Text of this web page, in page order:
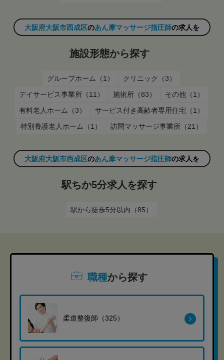
大阪府大阪市西成区のあん摩マッサージ指圧師の求人を
施設形態から探す
グループホーム（1）
クリニック（3）
デイサービス事業所（11）
施術所（83）
その他（1）
有料老人ホーム（3）
サービス付き高齢者専用住宅（1）
特別養護老人ホーム（1）
訪問マッサージ事業所（21）
大阪府大阪市西成区のあん摩マッサージ指圧師の求人を
駅ちか5分求人を探す
駅から徒歩5分以内（85）
職種から探す
柔道整復師（325）